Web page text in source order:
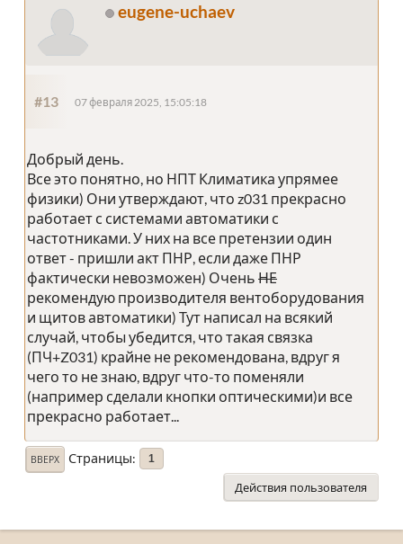
eugene-uchaev
#13 07 февраля 2025, 15:05:18
Добрый день.
Все это понятно, но НПТ Климатика упрямее
физики) Они утверждают, что z031 прекрасно
работает с системами автоматики с
частотниками. У них на все претензии один
ответ - пришли акт ПНР, если даже ПНР
фактически невозможен) Очень НЕ
рекомендую производителя вентоборудования
и щитов автоматики) Тут написал на всякий
случай, чтобы убедится, что такая связка
(ПЧ+Z031) крайне не рекомендована, вдруг я
чего то не знаю, вдруг что-то поменяли
(например сделали кнопки оптическими)и все
прекрасно работает...
ВВЕРХ Страницы 1
Действия пользователя